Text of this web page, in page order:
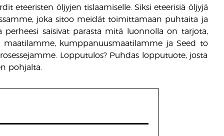
eteeristen öljyjen tislaamiselle. Siksi eteerisiä öljyjä
joka sitoo meidät toimittamaan puhtaita ja
saisivat parasta mitä luonnolla on tarjota,
maatilamme, kumppanuusmaatilamme ja Seed to
Lopputulos? Puhdas lopputuote, josta
pohjalta.